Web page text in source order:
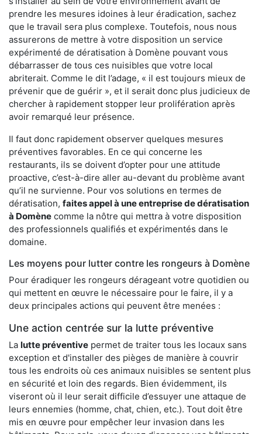
prendre les mesures idoines à leur éradication, sachez
que le travail sera plus complexe. Toutefois, nous nous
assurerons de mettre à votre disposition un service
expérimenté de dératisation à Domène pouvant vous
débarrasser de tous ces nuisibles que votre local
abriterait. Comme le dit l’adage, « il est toujours mieux de
prévenir que de guérir », et il serait donc plus judicieux de
chercher à rapidement stopper leur prolifération après
avoir remarqué leur présence.
Il faut donc rapidement observer quelques mesures
préventives favorables. En ce qui concerne les
restaurants, ils se doivent d’opter pour une attitude
proactive, c’est-à-dire aller au-devant du problème avant
qu’il ne survienne. Pour vos solutions en termes de
dératisation, faites appel à une entreprise de dératisation
à Domène comme la nôtre qui mettra à votre disposition
des professionnels qualifiés et expérimentés dans le
domaine.
Les moyens pour lutter contre les rongeurs à Domène
Pour éradiquer les rongeurs dérageant votre quotidien ou
qui mettent en œuvre le nécessaire pour le faire, il y a
deux principales actions qui peuvent être menées :
Une action centrée sur la lutte préventive
La lutte préventive permet de traiter tous les locaux sans
exception et d'installer des pièges de manière à couvrir
tous les endroits où ces animaux nuisibles se sentent plus
en sécurité et loin des regards. Bien évidemment, ils
viseront où il leur serait difficile d’essuyer une attaque de
leurs ennemies (homme, chat, chien, etc.). Tout doit être
mis en œuvre pour empêcher leur invasion dans les